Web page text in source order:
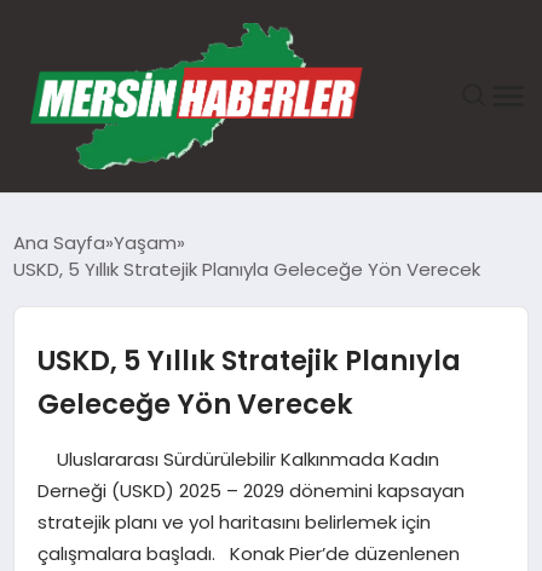
GÜNDEM
EKONOMI
SAĞLIK
Ana Sayfa Yaşam
USKD, 5 Yıllık Stratejik Planıyla Geleceğe Yön Verecek
USKD, 5 Yıllık Stratejik Planıyla
Geleceğe Yön Verecek
Uluslararası Sürdürülebilir Kalkınmada Kadın
Derneği (USKD) 2025 – 2029 dönemini kapsayan
stratejik planı ve yol haritasını belirlemek için
çalışmalara başladı. Konak Pier’de düzenlenen